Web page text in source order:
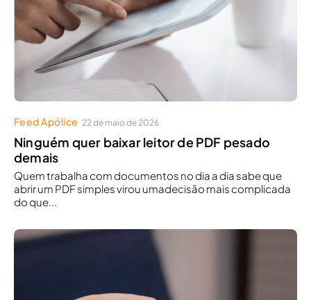
Feed Apólice 22 de maio de 2026
Ninguém quer baixar leitor de PDF pesado
demais
Quem trabalha com documentos no dia a dia sabe que
abrir um PDF simples virou umadecisão mais complicada
do que...